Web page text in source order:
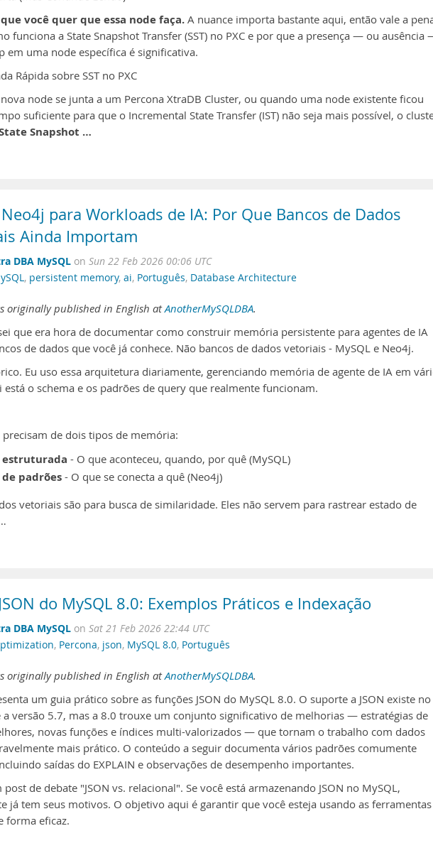
você quer que essa node faça. A nuance importa bastante aqui, então vale a
funciona a State Snapshot Transfer (SST) no PXC e por que a presença — ou ausência
em uma node específica é significativa.
Rápida sobre SST no PXC
node se junta a um Percona XtraDB Cluster, ou quando uma node existente ficou
suficiente para que o Incremental State Transfer (IST) não seja mais possível, o
Snapshot …
Neo4j para Workloads de IA: Por Que Bancos de Dados
Ainda Importam
DBA MySQL on Sun 22 Feb 2026 00:06 UTC
, persistent memory, ai, Português, Database Architecture
originally published in English atAnotherMySQLDBA.
que era hora de documentar como construir memória persistente para agentes de IA
de dados que você já conhece. Não bancos de dados vetoriais - MySQL e Neo4j.
Eu uso essa arquitetura diariamente, gerenciando memória de agente de IA em
está o schema e os padrões de query que realmente funcionam.
precisam de dois tipos de memória:
estruturada - O que aconteceu, quando, por quê (MySQL)
padrões - O que se conecta a quê (Neo4j)
vetoriais são para busca de similaridade. Eles não servem para rastrear estado de
do MySQL 8.0: Exemplos Práticos e Indexação
DBA MySQL on Sat 21 Feb 2026 22:44 UTC
, Percona, json, MySQL 8.0, Português
originally published in English atAnotherMySQLDBA.
um guia prático sobre as funções JSON do MySQL 8.0. O suporte a JSON existe no
a versão 5.7, mas a 8.0 trouxe um conjunto significativo de melhorias — estratégias de
novas funções e índices multi-valorizados — que tornam o trabalho com dados
mais prático. O conteúdo a seguir documenta vários padrões comumente
saídas do EXPLAIN e observações de desempenho importantes.
post de debate "JSON vs. relacional". Se você está armazenando JSON no MySQL,
já tem seus motivos. O objetivo aqui é garantir que você esteja usando as ferramentas
forma eficaz.